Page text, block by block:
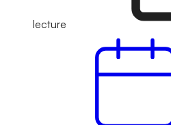
lecture